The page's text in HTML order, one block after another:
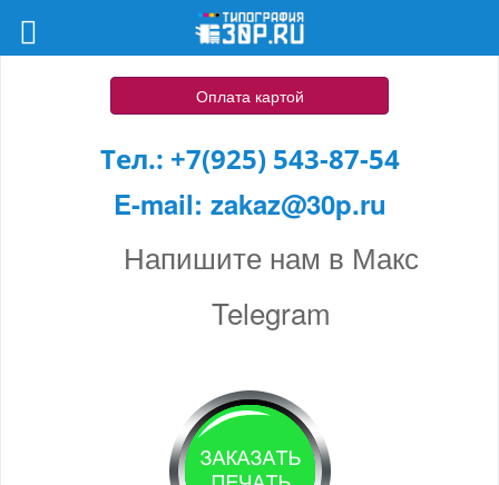
Оплата картой
Тел.: +7(925) 543-87-54
E-mail: zakaz@30p.ru
Напишите нам в Макс
Telegram